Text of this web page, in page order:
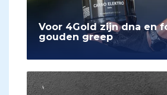
Voor 4Gold zijn dna en
gouden greep